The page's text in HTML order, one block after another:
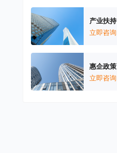
产业扶持
立即咨询
惠企政策
立即咨询